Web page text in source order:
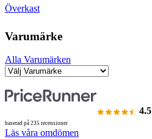
Överkast
Varumärke
Alla Varumärken
4.5
baserad på 235 recensioner
Läs våra omdömen